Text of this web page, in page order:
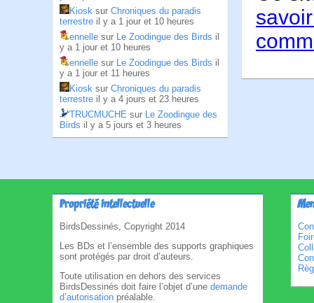
Kiosk sur Chroniques du paradis
terrestre il y a 1 jour et 10 heures
ennelle sur Le Zoodingue des Birds il
y a 1 jour et 10 heures
ennelle sur Le Zoodingue des Birds il
y a 1 jour et 11 heures
Kiosk sur Chroniques du paradis
terrestre il y a 4 jours et 23 heures
TRUCMUCHE sur Le Zoodingue des
Birds il y a 5 jours et 3 heures
Propriété intellectuelle
BirdsDessinés, Copyright 2014
Les BDs et l’ensemble des supports graphiques
sont protégés par droit d’auteurs.
Toute utilisation en dehors des services
BirdsDessinés doit faire l’objet d’une demande
d’autorisation préalable.